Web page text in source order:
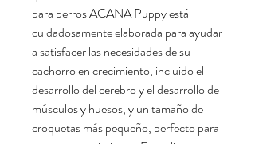
para perros ACANA Puppy está
cuidadosamente elaborada para ayudar
a satisfacer las necesidades de su
cachorro en crecimiento, incluido el
desarrollo del cerebro y el desarrollo de
músculos y huesos, y un tamaño de
croquetas más pequeño, perfecto para